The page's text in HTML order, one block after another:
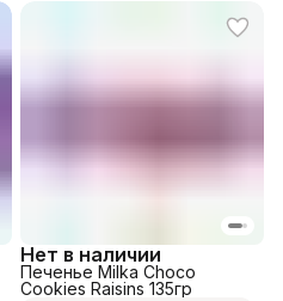
Нет в наличии
Печенье Milka Choco
Cookies Raisins 135гр